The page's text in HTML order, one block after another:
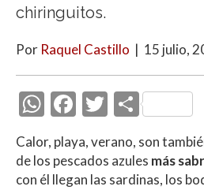
chiringuitos.
Por Raquel Castillo | 15 julio,
W
at
s
F
e
b
T
itt
er
C
m
p
Calor, playa, verano, son
de los pescados azules más
con él llegan las sardinas, los